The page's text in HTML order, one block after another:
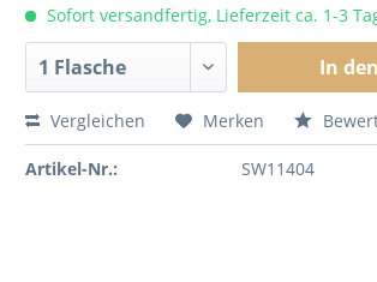
Sofort versandfertig, Lieferzeit ca. 1-3
In den
Vergleichen Merken
Artikel-Nr.: SW11404